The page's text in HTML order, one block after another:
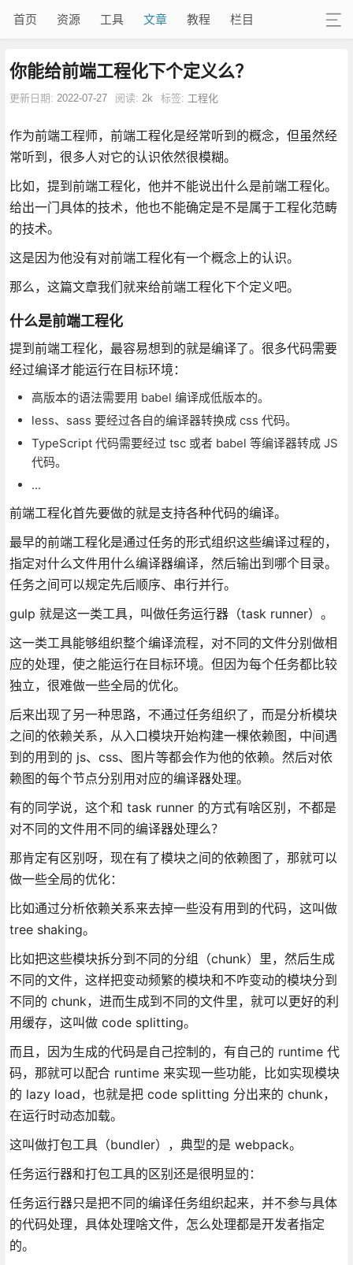
首页 资源 工具 文章 教程 栏目
你能给前端工程化下个定义么？
更新日期: 2022-07-27 阅读: 2k 标签: 工程化
作为前端工程师，前端工程化是经常听到的概念，但虽然经
常听到，很多人对它的认识依然很模糊。
比如，提到前端工程化，他并不能说出什么是前端工程化。
给出一门具体的技术，他也不能确定是不是属于工程化范畴
的技术。
这是因为他没有对前端工程化有一个概念上的认识。
那么，这篇文章我们就来给前端工程化下个定义吧。
什么是前端工程化
提到前端工程化，最容易想到的就是编译了。很多代码需要
经过编译才能运行在目标环境：
高版本的语法需要用 babel 编译成低版本的。
less、sass 要经过各自的编译器转换成 css 代码。
TypeScript 代码需要经过 tsc 或者 babel 等编译器转成 JS
代码。
...
前端工程化首先要做的就是支持各种代码的编译。
最早的前端工程化是通过任务的形式组织这些编译过程的，
指定对什么文件用什么编译器编译，然后输出到哪个目录。
任务之间可以规定先后顺序、串行并行。
gulp 就是这一类工具，叫做任务运行器（task runner）。
这一类工具能够组织整个编译流程，对不同的文件分别做相
应的处理，使之能运行在目标环境。但因为每个任务都比较
独立，很难做一些全局的优化。
后来出现了另一种思路，不通过任务组织了，而是分析模块
之间的依赖关系，从入口模块开始构建一棵依赖图，中间遇
到的用到的 js、css、图片等都会作为他的依赖。然后对依
赖图的每个节点分别用对应的编译器处理。
有的同学说，这个和 task runner 的方式有啥区别，不都是
对不同的文件用不同的编译器处理么？
那肯定有区别呀，现在有了模块之间的依赖图了，那就可以
做一些全局的优化：
比如通过分析依赖关系来去掉一些没有用到的代码，这叫做
tree shaking。
比如把这些模块拆分到不同的分组（chunk）里，然后生成
不同的文件，这样把变动频繁的模块和不咋变动的模块分到
不同的 chunk，进而生成到不同的文件里，就可以更好的利
用缓存，这叫做 code splitting。
而且，因为生成的代码是自己控制的，有自己的 runtime 代
码，那就可以配合 runtime 来实现一些功能，比如实现模块
的 lazy load，也就是把 code splitting 分出来的 chunk，
在运行时动态加载。
这叫做打包工具（bundler），典型的是 webpack。
任务运行器和打包工具的区别还是很明显的：
任务运行器只是把不同的编译任务组织起来，并不参与具体
的代码处理，具体处理啥文件，怎么处理都是开发者指定
的。